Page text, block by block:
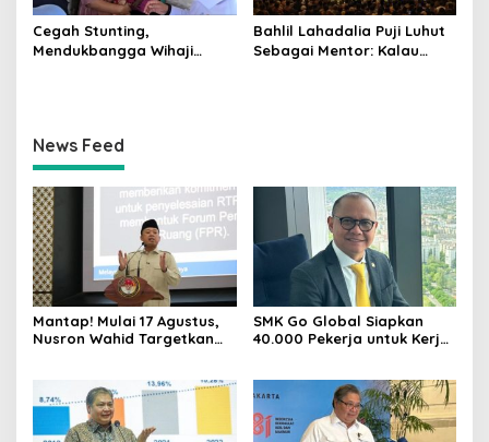
Cegah Stunting,
Mendukbangga Wihaji
Bahlil Lahadalia Puji Luhut
Sebagai Mentor: Kalau
News Feed
Mantap! Mulai 17 Agustus,
Nusron Wahid Targetkan
SMK Go Global Siapkan
40.000 Pekerja untuk Kerja